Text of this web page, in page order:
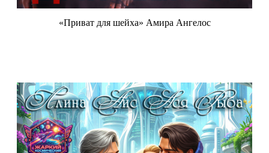
«Приват для шейха» Амира Ангелос